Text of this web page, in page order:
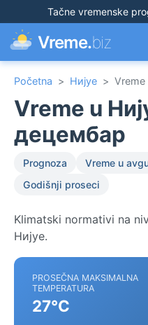
Tačne vremenske
Vreme.biz
Početna > Нијуе > Vreme
Vreme u
децембар
Prognoza Vreme u
Godišnji proseci
Klimatski normativi na
Нијуе.
PROSEČNA MAKSIMALNA
TEMPERATURA
27°C